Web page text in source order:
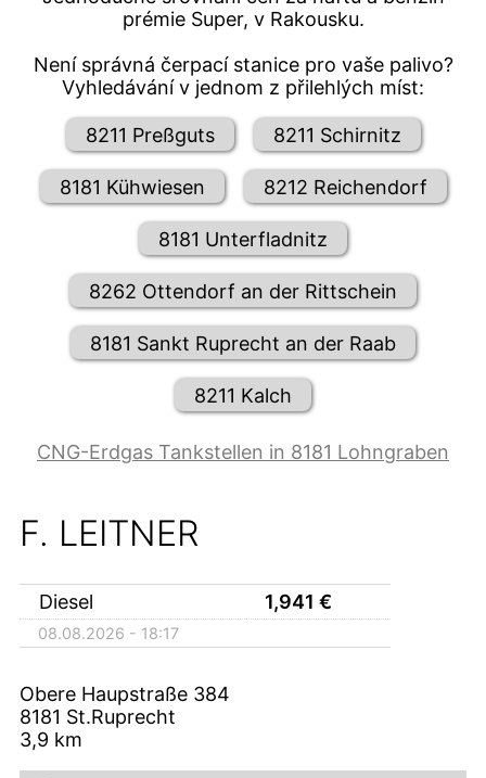
prémie Super, v Rakousku.
Není správná čerpací stanice pro vaše palivo?
Vyhledávání v jednom z přilehlých míst:
8211 Preßguts 8211 Schirnitz
8181 Kühwiesen 8212 Reichendorf
8181 Unterfladnitz
8262 Ottendorf an der Rittschein
8181 Sankt Ruprecht an der Raab
8211 Kalch
CNG-Erdgas Tankstellen in 8181 Lohngraben
F. LEITNER
Diesel 1,941 €
08.08.2026 - 18:17
Obere Haupstraße 384
8181 St.Ruprecht
3,9 km